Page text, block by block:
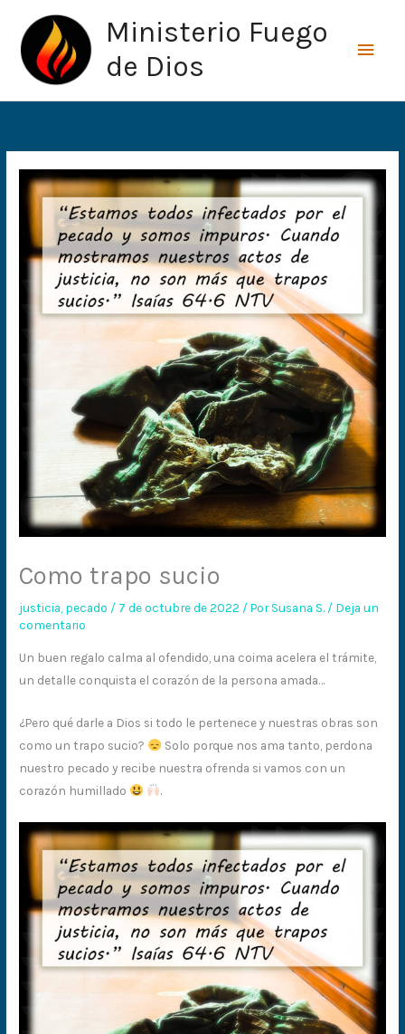
contenido
Ministerio Fuego
de Dios
Como trapo sucio
justicia, pecado / 7 de octubre de 2022 / PorSusana S. / Deja un
comentario
Un buen regalo calma al ofendido, una coima acelera el trámite,
un detalle conquista el corazón de la persona amada…
¿Pero qué darle a Dios si todo le pertenece y nuestras obras son
como un trapo sucio?
Solo porque nos ama tanto, perdona
nuestro pecado y recibe nuestra ofrenda si vamos con un
corazón humillado
.